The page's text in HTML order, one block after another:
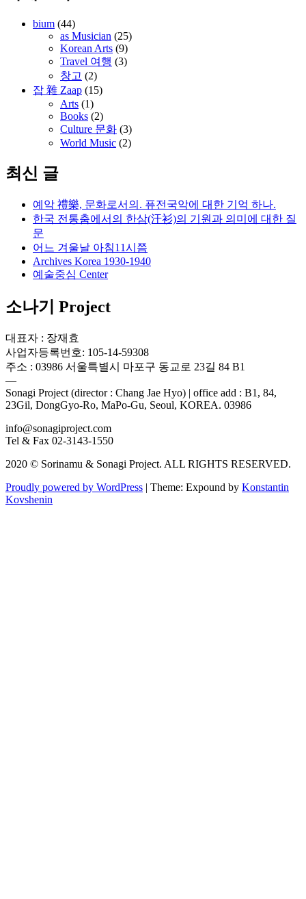
bium (44)
as Musician (25)
Korean Arts (9)
Travel 여행 (3)
창고 (2)
잡 雜 Zaap (15)
Arts (1)
Books (2)
Culture 문화 (3)
World Music (2)
최신 글
예악 禮樂, 문화로서의. 퓨전국악에 대한 기억 하나.
한국 전통춤에서의 한삼(汗衫)의 기원과 의미에 대한 질
문
어느 겨울날 아침11시쯤
Archives Korea 1930-1940
예술중심 Center
소나기 Project
대표자 : 장재효
사업자등록번호: 105-14-59308
주소 : 03986 서울특별시 마포구 동교로 23길 84 B1
—
Sonagi Project (director : Chang Jae Hyo) | office add : B1, 84,
23Gil, DongGyo-Ro, MaPo-Gu, Seoul, KOREA. 03986
info@sonagiproject.com
Tel & Fax 02-3143-1550
2020 © Sorinamu & Sonagi Project. ALL RIGHTS RESERVED.
Proudly powered by WordPress | Theme: Expound by Konstantin
Kovshenin